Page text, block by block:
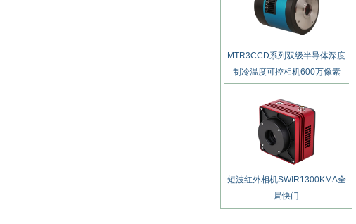
MTR3CCD系列双级半导体深度
制冷温度可控相机600万像素
短波红外相机SWIR1300KMA全
局快门